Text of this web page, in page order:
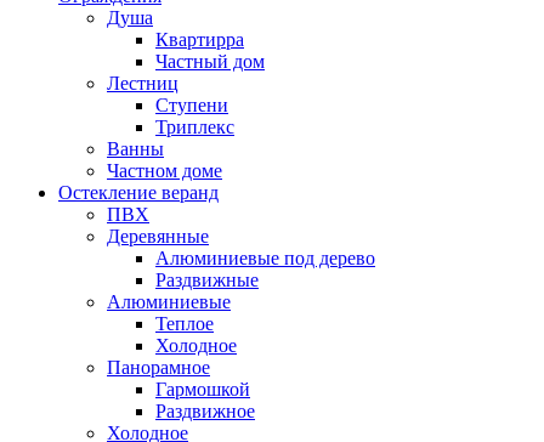
Душа
Квартирра
Частный дом
Лестниц
Ступени
Триплекс
Ванны
Частном доме
Остекление веранд
ПВХ
Деревянные
Алюминиевые под дерево
Раздвижные
Алюминиевые
Теплое
Холодное
Панорамное
Гармошкой
Раздвижное
Холодное